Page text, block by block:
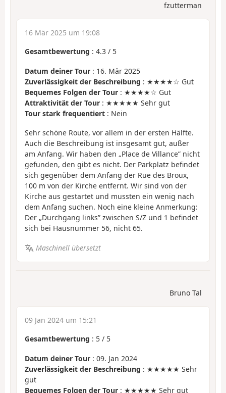
fzutterman
16 Mär 2025 um 19:08
Gesamtbewertung : 4.3 / 5
Datum deiner Tour : 16. Mär 2025
Zuverlässigkeit der Beschreibung : ★★★★☆ Gut
Bequemes Folgen der Tour : ★★★★☆ Gut
Attraktivität der Tour : ★★★★★ Sehr gut
Tour stark frequentiert : Nein
Sehr schöne Route, vor allem in der ersten Hälfte.
Auch die Beschreibung ist insgesamt gut, außer
am Anfang. Wir haben den „Place de Villance” nicht
gefunden, den gibt es nicht. Der Parkplatz befindet
sich gegenüber dem Anfang der Rue des Broux,
100 m von der Kirche entfernt. Wir sind von der
Kirche aus gestartet und mussten ein wenig nach
dem Anfang suchen. Noch eine kleine Anmerkung:
Der „Durchgang links” zwischen S/Z und 1 befindet
sich bei Hausnummer 56, nicht 65.
Maschinell übersetzt
Bruno Tal
09 Jan 2024 um 15:21
Gesamtbewertung : 5 / 5
Datum deiner Tour : 09. Jan 2024
Zuverlässigkeit der Beschreibung : ★★★★★ Sehr
gut
Bequemes Folgen der Tour : ★★★★★ Sehr gut